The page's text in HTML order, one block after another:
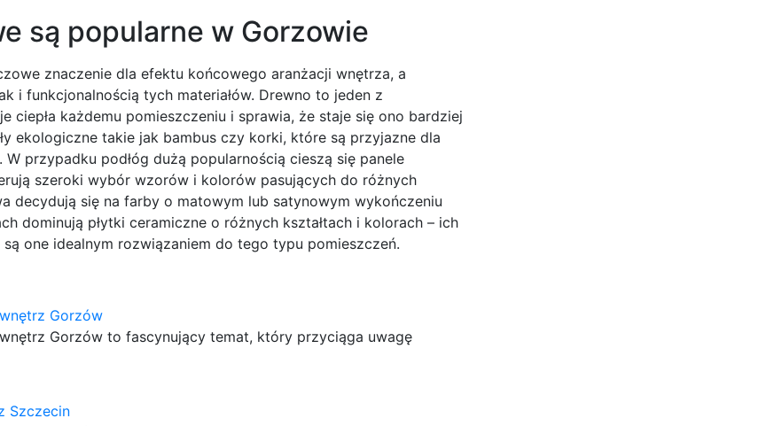
są popularne w Gorzowie
znaczenie dla efektu końcowego aranżacji wnętrza, a
i funkcjonalnością tych materiałów. Drewno to jeden z
każdemu pomieszczeniu i sprawia, że staje się ono bardziej
ekologiczne takie jak bambus czy korki, które są przyjazne dla
przypadku podłóg dużą popularnością cieszą się panele
szeroki wybór wzorów i kolorów pasujących do różnych
decydują się na farby o matowym lub satynowym wykończeniu
dominują płytki ceramiczne o różnych kształtach i kolorach – ich
one idealnym rozwiązaniem do tego typu pomieszczeń.
Gorzów
Gorzów to fascynujący temat, który przyciąga uwagę
Szczecin